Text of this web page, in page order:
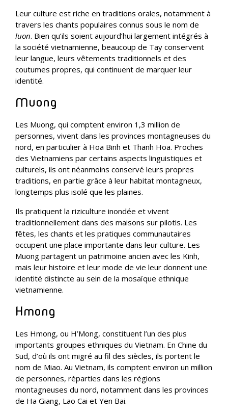
Leur culture est riche en traditions orales, notamment à
travers les chants populaires connus sous le nom de
luon. Bien qu’ils soient aujourd’hui largement intégrés à
la société vietnamienne, beaucoup de Tay conservent
leur langue, leurs vêtements traditionnels et des
coutumes propres, qui continuent de marquer leur
identité.
Muong
Les Muong, qui comptent environ 1,3 million de
personnes, vivent dans les provinces montagneuses du
nord, en particulier à Hoa Binh et Thanh Hoa. Proches
des Vietnamiens par certains aspects linguistiques et
culturels, ils ont néanmoins conservé leurs propres
traditions, en partie grâce à leur habitat montagneux,
longtemps plus isolé que les plaines.
Ils pratiquent la riziculture inondée et vivent
traditionnellement dans des maisons sur pilotis. Les
fêtes, les chants et les pratiques communautaires
occupent une place importante dans leur culture. Les
Muong partagent un patrimoine ancien avec les Kinh,
mais leur histoire et leur mode de vie leur donnent une
identité distincte au sein de la mosaïque ethnique
vietnamienne.
Hmong
Les Hmong, ou H’Mong, constituent l’un des plus
importants groupes ethniques du Vietnam. En Chine du
Sud, d’où ils ont migré au fil des siècles, ils portent le
nom de Miao. Au Vietnam, ils comptent environ un million
de personnes, réparties dans les régions
montagneuses du nord, notamment dans les provinces
de Ha Giang, Lao Cai et Yen Bai.